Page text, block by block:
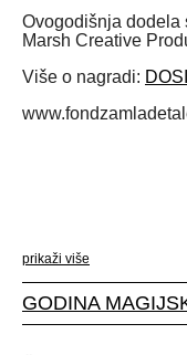
Ovogodišnja dodela
Marsh Creative
Više o nagradi:
prikaži više
GODINA